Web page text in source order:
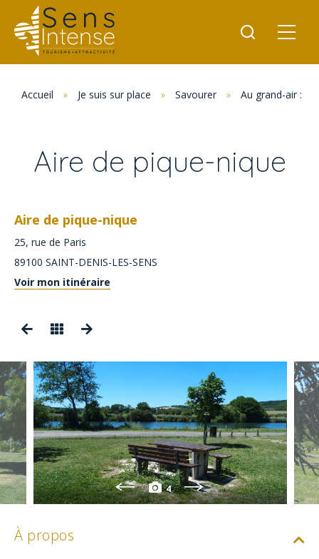
Accueil » Je suis sur place » Savourer » Au grand-air :
Aire de pique-nique
Aire de pique-nique
25, rue de Paris
89100 SAINT-DENIS-LES-SENS
Voir mon itinéraire
4
À propos